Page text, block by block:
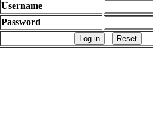
Username
Password